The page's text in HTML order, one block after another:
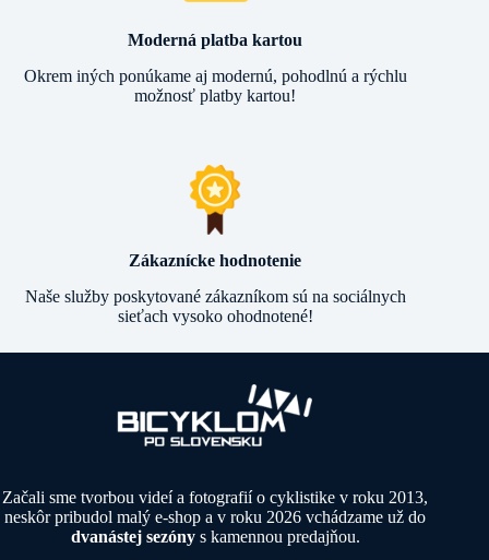
Moderná platba kartou
Okrem iných ponúkame aj modernú, pohodlnú a rýchlu
možnosť platby kartou!
Zákaznícke hodnotenie
Naše služby poskytované zákazníkom sú na sociálnych
sieťach vysoko ohodnotené!
Začali sme tvorbou videí a fotografií o cyklistike v roku 2013,
neskôr pribudol malý e-shop a v roku 2026 vchádzame už do
dvanástej sezónys kamennou predajňou.